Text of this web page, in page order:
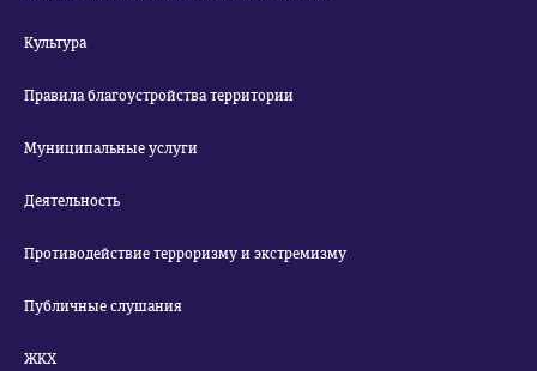
Культура
Правила благоустройства территории
Муниципальные услуги
Деятельность
Противодействие терроризму и экстремизму
Публичные слушания
ЖКХ